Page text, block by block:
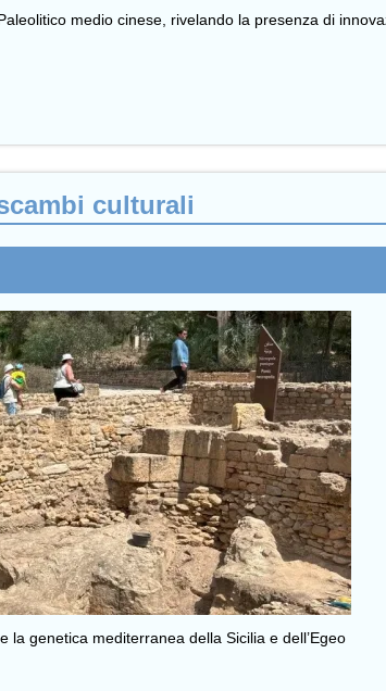
medio cinese, rivelando la presenza di
culturali
la genetica mediterranea della Sicilia e dell’Egeo